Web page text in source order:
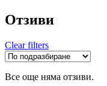
Отзиви
Clear filters
Все още няма отзиви.